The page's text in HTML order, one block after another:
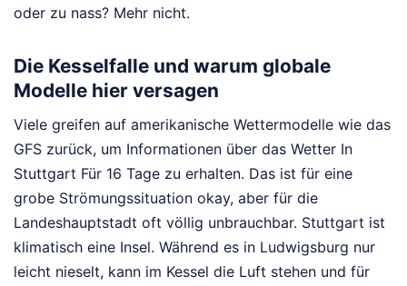
oder zu nass? Mehr nicht.
Die Kesselfalle und warum globale
Modelle hier versagen
Viele greifen auf amerikanische Wettermodelle wie das
GFS zurück, um Informationen über das Wetter In
Stuttgart Für 16 Tage zu erhalten. Das ist für eine
grobe Strömungssituation okay, aber für die
Landeshauptstadt oft völlig unbrauchbar. Stuttgart ist
klimatisch eine Insel. Während es in Ludwigsburg nur
leicht nieselt, kann im Kessel die Luft stehen und für